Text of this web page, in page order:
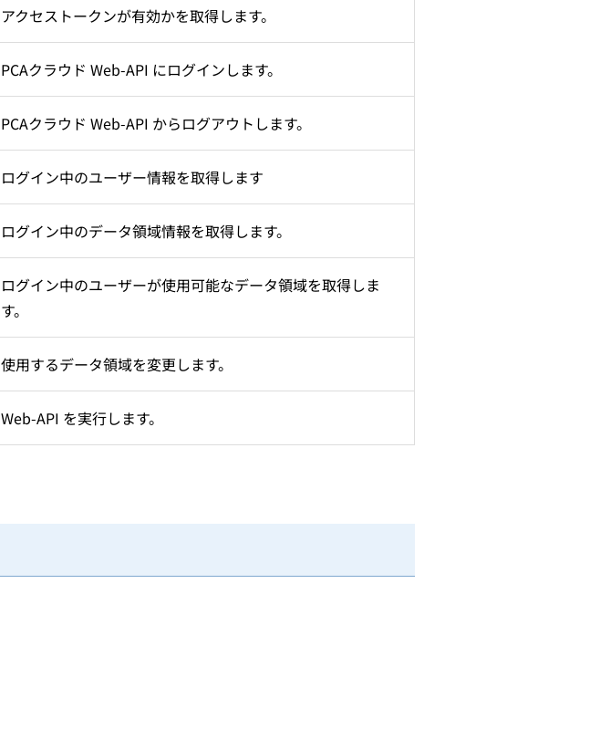
請求書明細配信「PCA Hub 取引明細」
企業に必要なメンタルヘルス対策サービスを
オンラインで手軽に導入。
相談窓口アウトソーシング「MeIT」
メンタルヘルス研修「humany」
パルスサーベイ「Res-Q」
アクセストークンが有効かを取得します。
PCAクラウド Web-API にログインします。
PCAクラウド Web-API からログアウトします。
ログイン中のユーザー情報を取得します
ログイン中のデータ領域情報を取得します。
ログイン中のユーザーが使用可能なデータ領域を取得しま
す。
使用するデータ領域を変更します。
Web-API を実行します。